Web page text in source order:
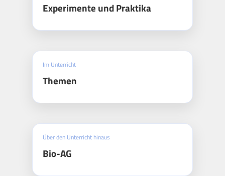
Experimente und Praktika
Im Unterricht
Themen
Über den Unterricht hinaus
Bio-AG